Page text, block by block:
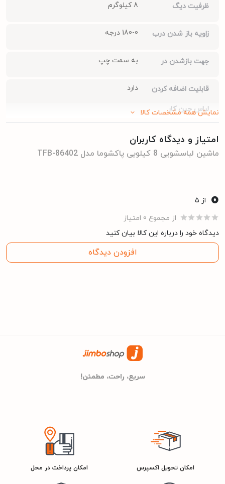
ظرفیت دیگ 8 کیلوگرم
زاویه باز شدن درب 180-0 درجه
جهت بازشدن در به سمت چپ
قابلیت اضافه کردن
لباس حین کار
دارد
تعداد برنامه های شست
دارای 16 برنامه شستشو اصلی + 5 برنامه کمکی
قفل کودک
59 دسی بل
پاکشوما
نمایش همه مشخصات کالا
امتیاز و دیدگاه کاربران
ماشین لباسشویی 8 کیلویی پاکشوما مدل TFB-86402
0
از ۵
از مجموع 0 امتیاز
دیدگاه خود را درباره این کالا بیان کنید
افزودن دیدگاه
سریع، راحت، مطمئن!
امکان تحویل اکسپرس امکان پرداخت در محل